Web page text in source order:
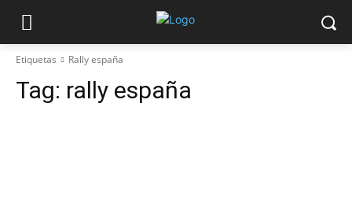
Etiquetas Rally españa
Tag: rally españa